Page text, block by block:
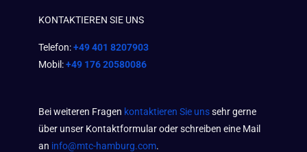
KONTAKTIEREN SIE UNS
Telefon:+49 401 8207903
Mobil:+49 176 20580086
Bei weiteren Fragen kontaktieren Sie unssehr gerne
über unser Kontaktformular oder schreiben eine Mail
an info@mtc-hamburg.com.